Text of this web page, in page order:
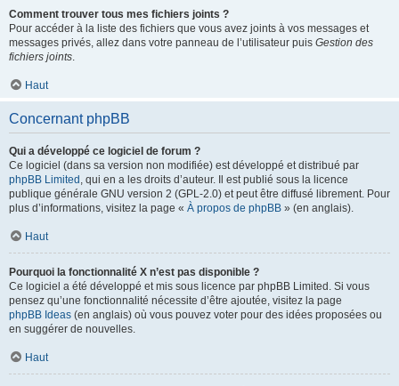
Comment trouver tous mes fichiers joints ?
Pour accéder à la liste des fichiers que vous avez joints à vos messages et
messages privés, allez dans votre panneau de l’utilisateur puis Gestion des
fichiers joints.
Haut
Concernant phpBB
Qui a développé ce logiciel de forum ?
Ce logiciel (dans sa version non modifiée) est développé et distribué par
phpBB Limited , qui en a les droits d’auteur. Il est publié sous la licence
publique générale GNU version 2 (GPL-2.0) et peut être diffusé librement. Pour
plus d’informations, visitez la page « À propos de phpBB » (en anglais).
Haut
Pourquoi la fonctionnalité X n’est pas disponible ?
Ce logiciel a été développé et mis sous licence par phpBB Limited. Si vous
pensez qu’une fonctionnalité nécessite d’être ajoutée, visitez la page
phpBB Ideas (en anglais) où vous pouvez voter pour des idées proposées ou
en suggérer de nouvelles.
Haut